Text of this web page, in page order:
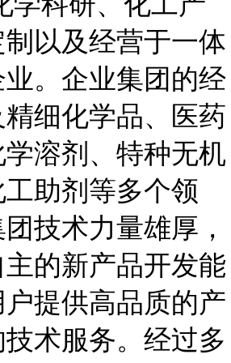
以及经营于一体
。企业集团的经
细化学品、医药
溶剂、特种无机
助剂等多个领
技术力量雄厚，
的新产品开发能
提供高品质的产
术服务。经过多